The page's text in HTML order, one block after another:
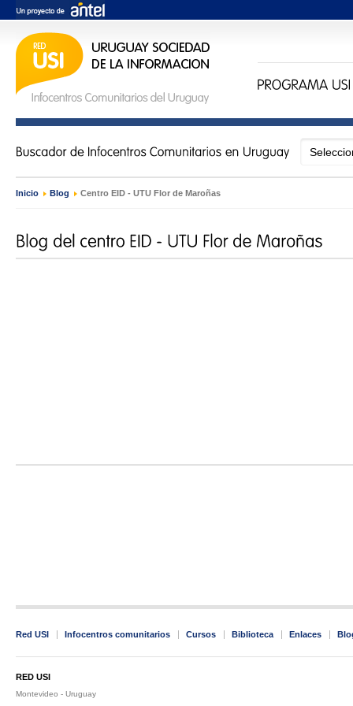
Inicio › Blog › Centro EID - UTU Flor de Maroñas
Red USI Infocentros comunitarios Cursos Biblioteca Enlaces
RED USI
Montevideo - Uruguay